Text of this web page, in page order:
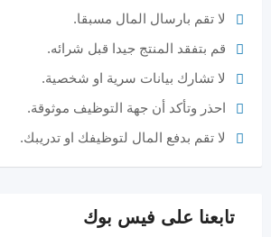
لا تقم بارسال المال مسبقا.
قم بتفقد المنتج جيدا قبل شرائه.
لا تشارك بيانات سرية او شخصية.
احذر وتأكد أن جهة التوظيف موثوقة.
لا تقم بدفع المال لتوظيفك او تدريبك.
تابعنا على فيس بوك